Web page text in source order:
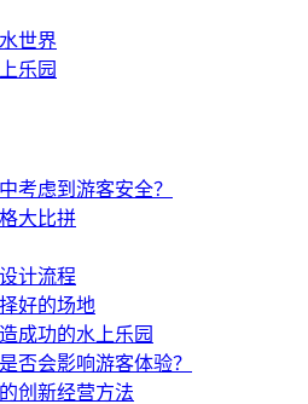
世界
乐园
考虑到游客安全？
大比拼
计流程
好的场地
成功的水上乐园
否会影响游客体验？
创新经营方法